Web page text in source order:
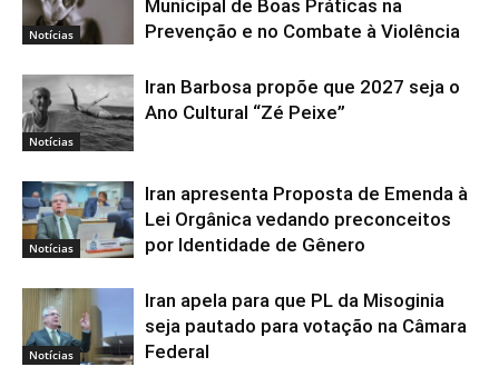
Notícias
Municipal de Boas Práticas na
Prevenção e no Combate à Violência
Notícias
Iran Barbosa propõe que 2027 seja o
Ano Cultural “Zé Peixe”
Notícias
Iran apresenta Proposta de Emenda à
Lei Orgânica vedando preconceitos
por Identidade de Gênero
Notícias
Iran apela para que PL da Misoginia
seja pautado para votação na Câmara
Federal